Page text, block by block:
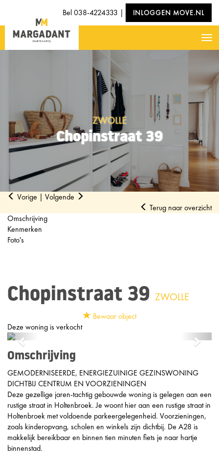
Bel038-4224333 | INLOGGEN MOVE.NL
Chopinstraat 39
ZWOLLE
Vorige | Volgende
Terug naar overzicht
Omschrijving
Kenmerken
Foto's
Chopinstraat 39 ZWOLLE
Bewaar object
Deze woning is verkocht
Previous Next
Omschrijving
GEMODERNISEERDE, ENERGIEZUINIGE GEZINSWONING
DICHTBIJ CENTRUM EN VOORZIENINGEN
Deze gezellige jaren-tachtig gebouwde woning is gelegen aan een
rustige straat in Holtenbroek. Je woont hier aan een rustige straat in
Holtenbroek met voldoende parkeergelegenheid. Voorzieningen,
zoals kinderopvang, scholen en winkels zijn dichtbij. De A28 is
makkelijk bereikbaar en binnen tien minuten fiets je naar hartje
binnenstad.